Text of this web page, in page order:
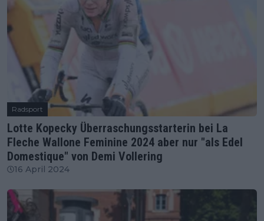
Radsport
Lotte Kopecky Überraschungsstarterin bei La
Fleche Wallone Feminine 2024 aber nur "als Edel
Domestique" von Demi Vollering
16 April 2024